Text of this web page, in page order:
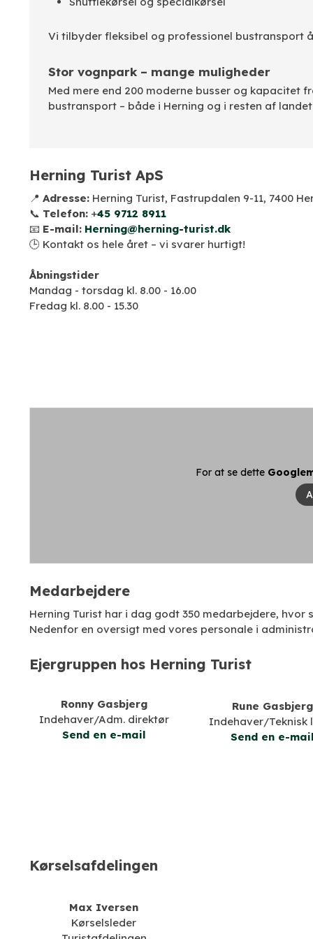
Vi tilbyder fleksibel og professionel bustransport
Stor vognpark – mange muligheder
Med mere end 200 moderne busser og kapacitet
bustransport – både i Herning og i resten af
Herning Turist ApS
📍 Adresse:Herning Turist, Fastrupdalen 9-11, 7400
📞 Telefon:+45 9712 8911
📧 E-mail: Herning@herning-turist.dk
🕒 Kontakt os hele året – vi svarer hurtigt!
Åbningstider
Mandag - torsdag kl. 8.00 - 16.00​
Fredag kl. 8.00 - 15.30
For at se dette
Medarbejdere
Herning Turist har i dag godt 350 medarbejdere, hvor
Nedenfor en oversigt med vores personale i
Ejergruppen​ hos Herning Turist
Ronny Gasbjerg
Indehaver/Adm. direktør
Send en e-mail
Rune Gasbjerg
Indehaver/Teknisk
Send en e-
​Kørselsafdelingen
Max Iversen
Kørselsleder